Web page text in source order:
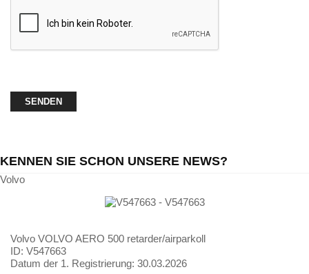
KENNEN SIE SCHON UNSERE NEWS?
Volvo
Volvo VOLVO AERO 500 retarder/airparkoll
ID: V547663
Datum der 1. Registrierung: 30.03.2026